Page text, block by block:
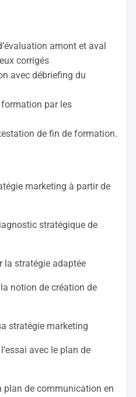
amont et aval
corrigés
avec débriefing du
par les
de fin de formation.
marketing à partir de
stratégique de
la stratégie adaptée
notion de création de
stratégie marketing
avec le plan de
plan de communication en